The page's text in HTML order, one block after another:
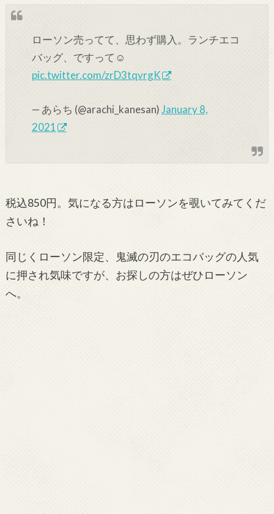
ローソン売ってて、思わず購入。ランチエコ
バッグ、ですって☺️
pic.twitter.com/zrD3tqvrgK
— あらち (@arachi_kanesan)January 8,
2021
税込850円。気になる方はローソンを覗いてみてくだ
さいね！
同じくローソン限定、鬼滅の刃のエコバッグの人気
に押され気味ですが、お探しの方はぜひローソン
へ。